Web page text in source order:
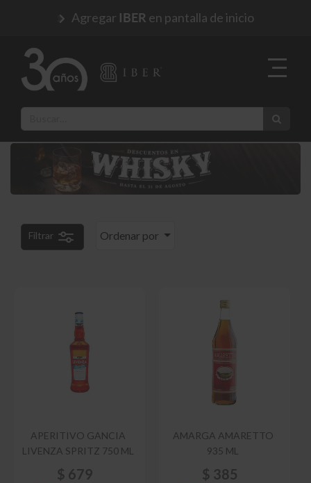
Agregar IBER en pantalla de inicio
Ordenar por
Filtrar
APERITIVO GANCIA
LIVENZA SPRITZ 750 ML
$ 679
AMARGA AMARETTO
935 ML
$ 385